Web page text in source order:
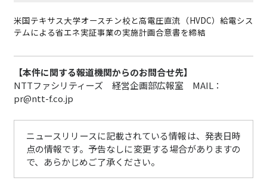
米国テキサス大学オースチン校と高電圧直流（HVDC）給電シス
テムによる省エネ実証事業の実施計画合意書を締結
【本件に関する報道機関からのお問合せ先】
NTTファシリティーズ 経営企画部広報室 MAIL：
pr@ntt-f.co.jp
ニュースリリースに記載されている情報は、発表日時
点の情報です。予告なしに変更する場合がありますの
で、あらかじめご了承ください。